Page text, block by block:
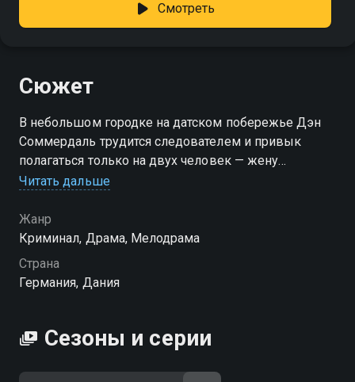
Смотреть
Сюжет
В небольшом городке на датском побережье Дэн
Соммердаль трудится следователем и привык
полагаться только на двух человек — жену
Марианну, судмедэксперта, и друга Флемминга, с
его личной жизни всё рушится — Марианна
собирается уходить, устав от вечных дежурств и
холода в отношениях, — вскрываются ещё более
болезненные подробности: теперь она близка с
Флеммингом. Всё, что раньше казалось
не станут. Вместе троице приходится продолжать
работать — шаг за шагом расследуя цепочку
тревожных убийств. Пока наружу лезут старые
Читать дальше
Жанр
Криминал, Драма, Мелодрама
Страна
Германия, Дания
Сезоны и серии